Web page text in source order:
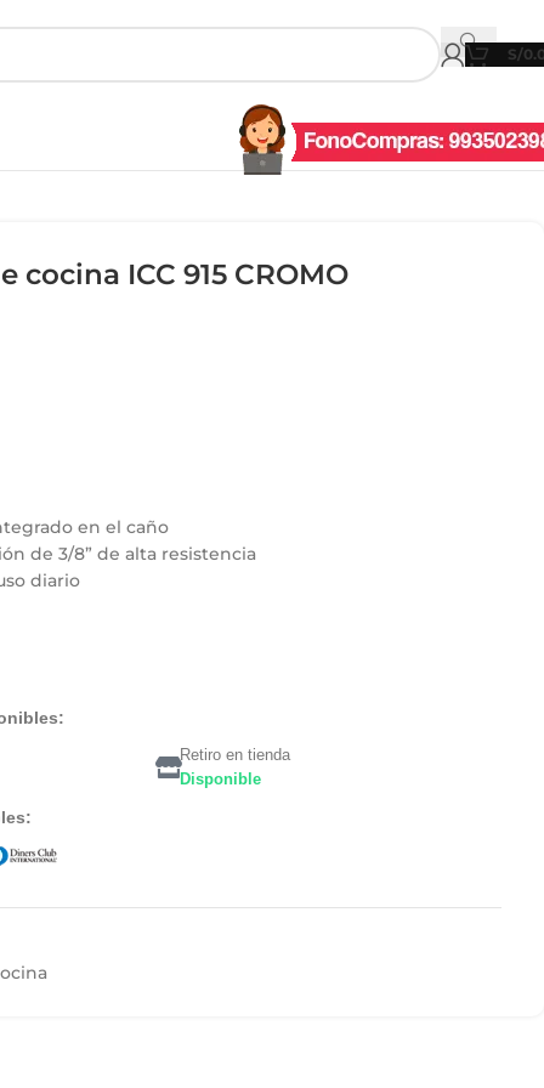
S/
cocina ICC 915 CROMO
en el caño
de 3/8” de alta resistencia
diario
Retiro en tienda
Disponible